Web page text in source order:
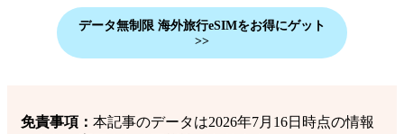
データ無制限 海外旅行eSIMをお得にゲット
>>
免責事項： 本記事のデータは2026年7月16日時点の情報